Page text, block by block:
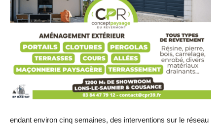
endant environ cinq semaines, des interventions sur le réseau